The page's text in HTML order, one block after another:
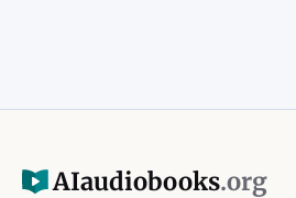
AIaudiobooks.org